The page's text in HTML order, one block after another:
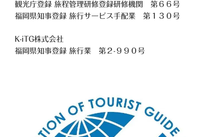
観光庁登録 旅程管理研修登録研修機関 第６６号
福岡県知事登録 旅行サービス手配業 第１３０号
K-iTG株式会社
福岡県知事登録 旅行業 第２-９９０号